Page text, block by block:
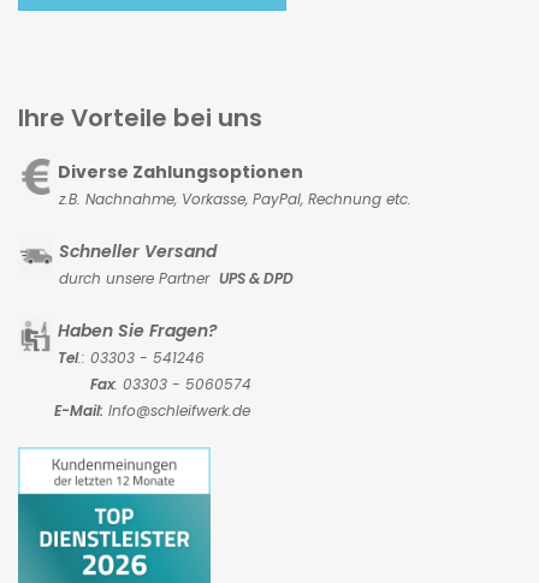
Ihre Vorteile bei uns
Diverse Zahlungsoptionen
z.B. Nachnahme, Vorkasse, PayPal, Rechnung etc.
Schneller Versand
durch unsere Partner UPS & DPD
Haben Sie Fragen?
Tel.: 03303 - 541246
Fax: 03303 - 5060574
E-Mail: Info@schleifwerk.de